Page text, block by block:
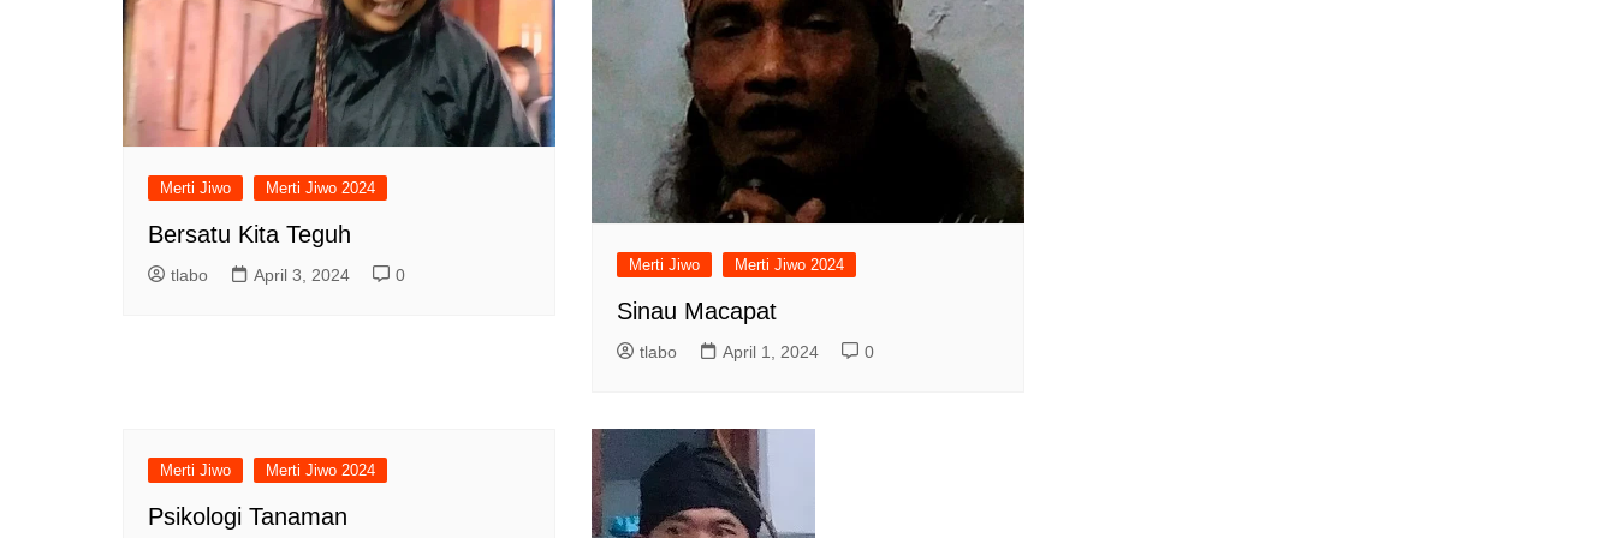
Merti Jiwo Merti Jiwo 2024
Bersatu Kita Teguh
tlabo April 3, 2024 0
Merti Jiwo Merti Jiwo 2024
Sinau Macapat
tlabo April 1, 2024 0
Merti Jiwo Merti Jiwo 2024
Psikologi Tanaman